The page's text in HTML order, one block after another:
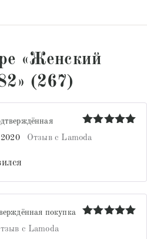
«Женский
(267)
Оценка
из 5
Отзыв с Lamoda
покупка
с Lamoda